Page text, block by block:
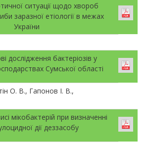
ситуації щодо хвороб
заразної етіології в межах
України
дослідження бактеріозів у
Сумської області
О. В., Гапонов І. В.,
мікобактерій при визначенні
дії деззасобу